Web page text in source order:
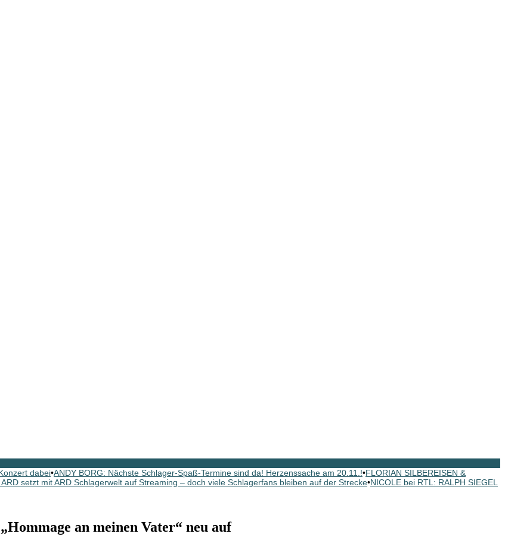
dabei•ANDY BORG: Nächste Schlager-Spaß-Termine sind da! Herzenssache am 20.11.!•FLORIAN SILBEREISEN &
setzt mit ARD Schlagerwelt auf Streaming – doch viele Schlagerfans bleiben auf der Strecke•NICOLE bei RTL: RALPH SIEGEL
an meinen Vater“ neu auf